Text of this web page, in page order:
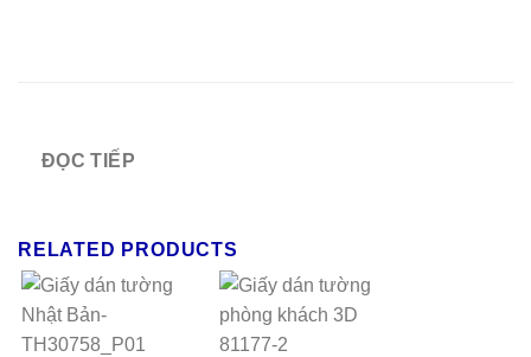
ĐỌC TIẾP
RELATED PRODUCTS